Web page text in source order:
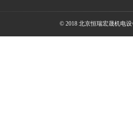
© 2018 北京恒瑞宏晟机电